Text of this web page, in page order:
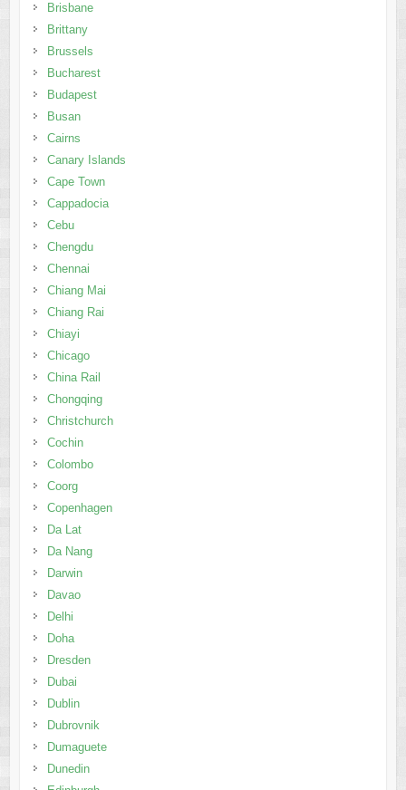
Brisbane
Brittany
Brussels
Bucharest
Budapest
Busan
Cairns
Canary Islands
Cape Town
Cappadocia
Cebu
Chengdu
Chennai
Chiang Mai
Chiang Rai
Chiayi
Chicago
China Rail
Chongqing
Christchurch
Cochin
Colombo
Coorg
Copenhagen
Da Lat
Da Nang
Darwin
Davao
Delhi
Doha
Dresden
Dubai
Dublin
Dubrovnik
Dumaguete
Dunedin